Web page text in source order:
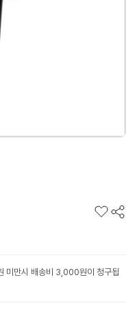
미만시 배송비 3,000원이 청구됩